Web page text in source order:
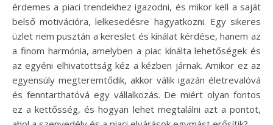
érdemes a piaci trendekhez igazodni, és mikor kell a saját
belső motivációra, lelkesedésre hagyatkozni. Egy sikeres
üzlet nem pusztán a kereslet és kínálat kérdése, hanem az
a finom harmónia, amelyben a piac kínálta lehetőségek és
az egyéni elhivatottság kéz a kézben járnak. Amikor ez az
egyensúly megteremtődik, akkor válik igazán életrevalóvá
és fenntarthatóvá egy vállalkozás. De miért olyan fontos
ez a kettősség, és hogyan lehet megtalálni azt a pontot,